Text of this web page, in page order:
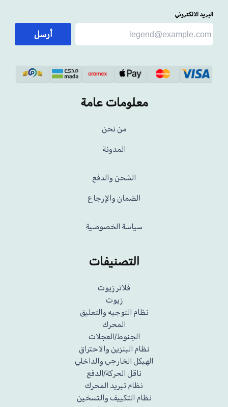
البريد الالكتروني
أرسل
معلومات عامة
من نحن
المدونة
الشحن والدفع
الضمان والإرجاع
سياسة الخصوصية
التصنيفات
فلاتر زيوت
زيوت
نظام التوجيه والتعليق
المحرك
الجنوط/العجلات
نظام البنزين والاحتراق
الهيكل الخارجي والداخلي
ناقل الحركة/الدفع
نظام تبريد المحرك
نظام التكييف والتسخين